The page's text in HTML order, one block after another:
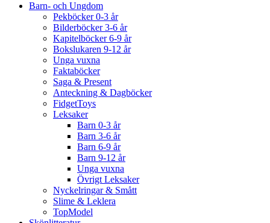
Barn- och Ungdom
Pekböcker 0-3 år
Bilderböcker 3-6 år
Kapitelböcker 6-9 år
Bokslukaren 9-12 år
Unga vuxna
Faktaböcker
Saga & Present
Anteckning & Dagböcker
FidgetToys
Leksaker
Barn 0-3 år
Barn 3-6 år
Barn 6-9 år
Barn 9-12 år
Unga vuxna
Övrigt Leksaker
Nyckelringar & Smått
Slime & Leklera
TopModel